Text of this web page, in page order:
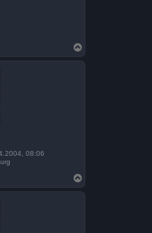
a
c
08:06
a
c